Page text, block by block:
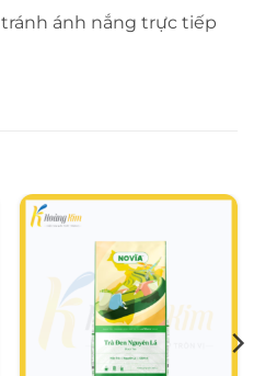
tránh ánh nắng trực tiếp